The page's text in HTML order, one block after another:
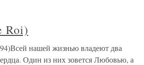
Roi)
нашей жизнью владеют два
Один из них зовется Любовью, а